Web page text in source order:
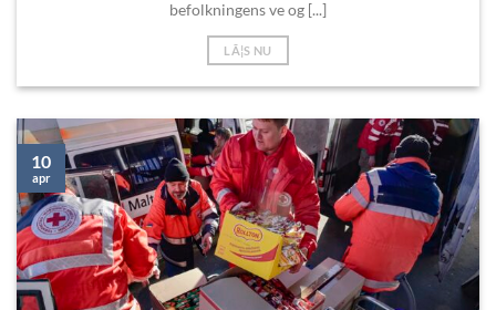
befolkningens ve og [...]
LÃ¦S NU
10
apr